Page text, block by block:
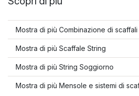
Mostra di più Combinazione di scaffali
Mostra di più Scaffale String
Mostra di più String Soggiorno
Mostra di più Mensole e sistemi di